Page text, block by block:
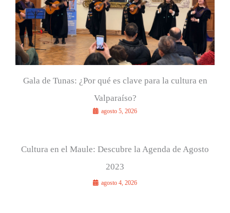
Gala de Tunas: ¿Por qué es clave para la cultura en
Valparaíso?
agosto 5, 2026
Cultura en el Maule: Descubre la Agenda de Agosto
2023
agosto 4, 2026